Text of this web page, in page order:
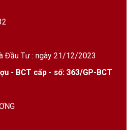
Đầu Tư : ngày 21/12/2023
- BCT cấp - số: 363/GP-BCT